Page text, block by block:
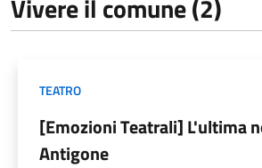
Vivere il comune (2)
TEATRO
[Emozioni Teatrali] L'ultima
Antigone